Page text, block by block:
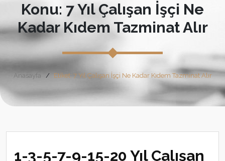
Konu: 7 Yıl Çalışan İşçi Ne
Kadar Kıdem Tazminat Alır
Anasayfa Etiket: 7 Yıl Çalışan İşçi Ne Kadar Kıdem Tazminat Alır
1-3-5-7-9-15-20 Yıl Çalışan